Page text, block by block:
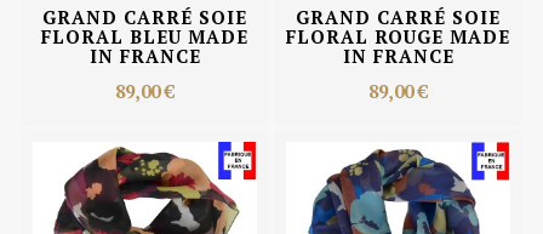
GRAND CARRÉ SOIE
FLORAL BLEU MADE
IN FRANCE
89,00 €
GRAND CARRÉ SOIE
FLORAL ROUGE MADE
IN FRANCE
89,00 €